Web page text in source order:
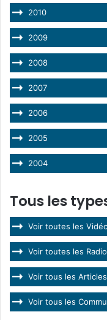
2010
2009
2008
2007
2006
2005
2004
Tous les
Voir toutes les
Voir toutes les
Voir tous les Articles
Voir tous les